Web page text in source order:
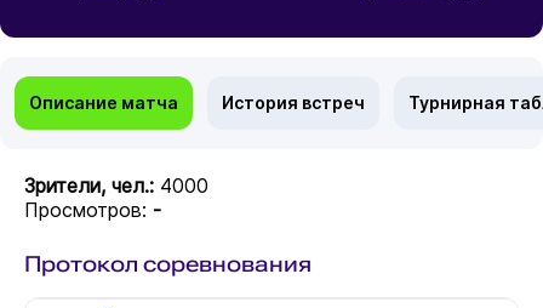
Описание матча История встреч Турнирная
Зрители, чел.: 4000
Просмотров: -
Протокол соревнования